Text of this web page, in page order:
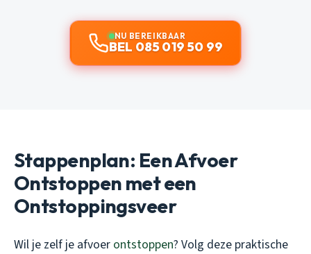
NU BEREIKBAAR
BEL 085 019 50 99
Stappenplan: Een Afvoer
Ontstoppen met een
Ontstoppingsveer
Wil je zelf je afvoer ontstoppen? Volg deze praktische